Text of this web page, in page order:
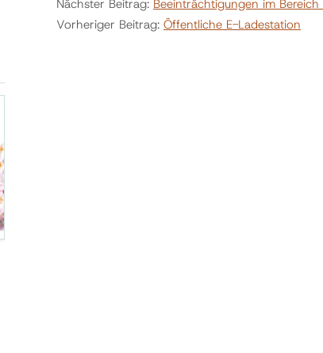
Nächster Beitrag: Beeinträchtigungen im
Vorheriger Beitrag: Öffentliche E-Ladestation